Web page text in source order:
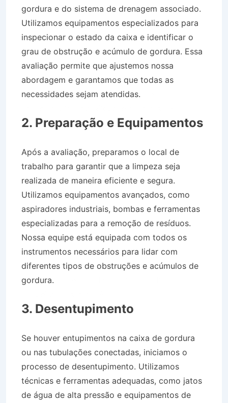
gordura e do sistema de drenagem associado.
Utilizamos equipamentos especializados para
inspecionar o estado da caixa e identificar o
grau de obstrução e acúmulo de gordura. Essa
avaliação permite que ajustemos nossa
abordagem e garantamos que todas as
necessidades sejam atendidas.
2. Preparação e Equipamentos
Após a avaliação, preparamos o local de
trabalho para garantir que a limpeza seja
realizada de maneira eficiente e segura.
Utilizamos equipamentos avançados, como
aspiradores industriais, bombas e ferramentas
especializadas para a remoção de resíduos.
Nossa equipe está equipada com todos os
instrumentos necessários para lidar com
diferentes tipos de obstruções e acúmulos de
gordura.
3. Desentupimento
Se houver entupimentos na caixa de gordura
ou nas tubulações conectadas, iniciamos o
processo de desentupimento. Utilizamos
técnicas e ferramentas adequadas, como jatos
de água de alta pressão e equipamentos de